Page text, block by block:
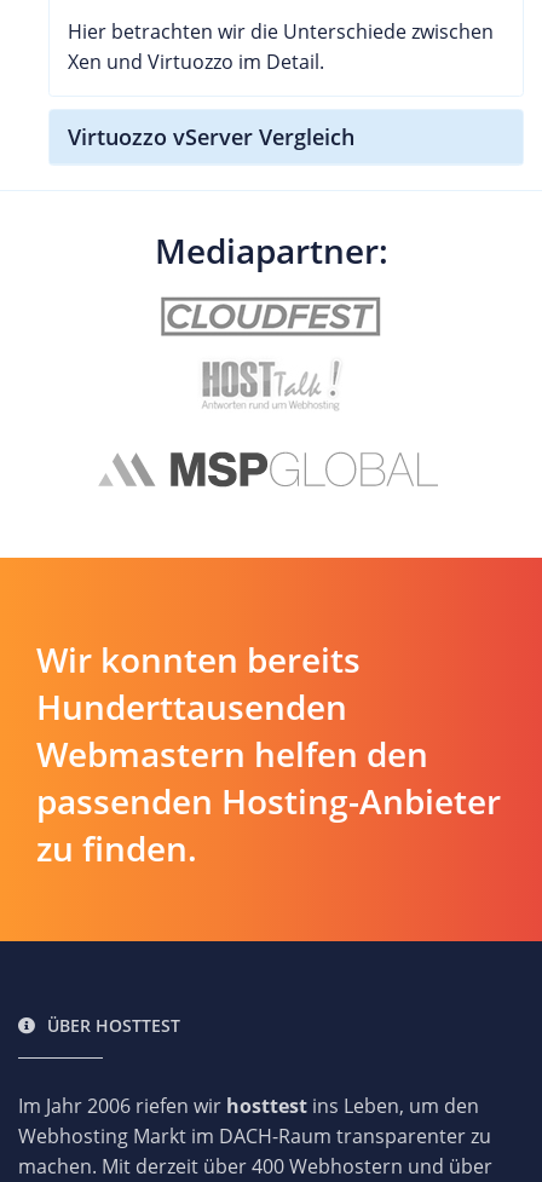
Hier betrachten wir die Unterschiede zwischen
Xen und Virtuozzo im Detail.
Virtuozzo vServer Vergleich
Mediapartner:
Wir konnten bereits
Hunderttausenden
Webmastern helfen den
passenden Hosting-Anbieter
zu finden.
ÜBER HOSTTEST
Im Jahr 2006 riefen wir hosttest ins Leben, um den
Webhosting Markt im DACH-Raum transparenter zu
machen. Mit derzeit über 400 Webhostern und über